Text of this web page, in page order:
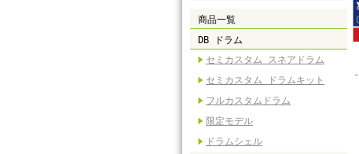
商品一覧
DB ドラム
セミカスタム スネアドラム
セミカスタム ドラムキット
フルカスタムドラム
限定モデル
ドラムシェル